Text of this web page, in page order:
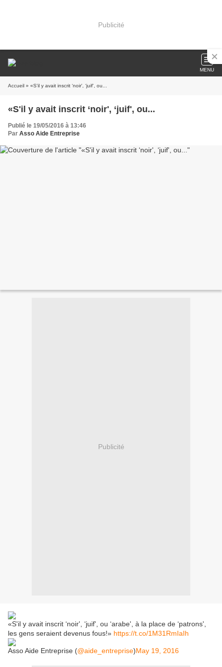
Publicité
MENU
Accueil » «S'il y avait inscrit ‘noir', ‘juif', ou...
«S'il y avait inscrit ‘noir', ‘juif', ou...
Publié le 19/05/2016 à 13:46
Par Asso Aide Entreprise
Publicité
«S'il y avait inscrit ‘noir', ‘juif', ou ‘arabe', à la place de ‘patrons',
les gens seraient devenus fous!» https://t.co/1M31RmIaIh
Asso Aide Entreprise (@aide_entreprise)May 19, 2016